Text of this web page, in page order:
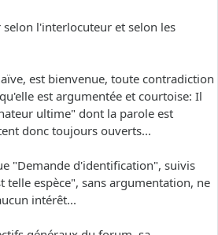
selon l'interlocuteur et selon les
est bienvenue, toute contradiction
est argumentée et courtoise: Il
ultime" dont la parole est
donc toujours ouverts...
"Demande d'identification", suivis
telle espèce", sans argumentation, ne
intérêt...